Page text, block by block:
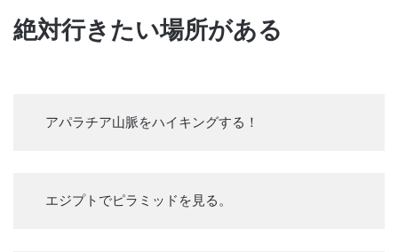
絶対行きたい場所がある
アパラチア山脈をハイキングする！
エジプトでピラミッドを見る。